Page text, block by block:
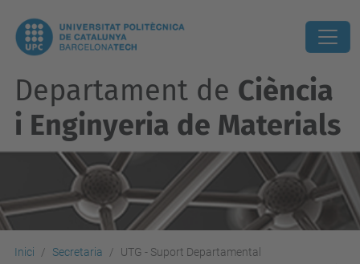
Departament de Ciència
i Enginyeria de Materials
Inici Secretaria UTG - Suport Departamental